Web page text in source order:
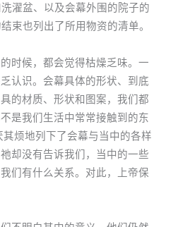
濯盆、以及会幕外围的院子的
束也列出了所用物资的清单。
时候，都会觉得枯燥乏味。一
认识。会幕具体的形状、到底
的材质、形状和图案，我们都
是我们生活中常常接触到的东
烦地列下了会幕与当中的各样
却没有告诉我们，当中的一些
们有什么关系。对此，上帝保